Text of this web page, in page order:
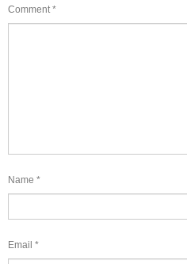
Comment *
Name *
Email *